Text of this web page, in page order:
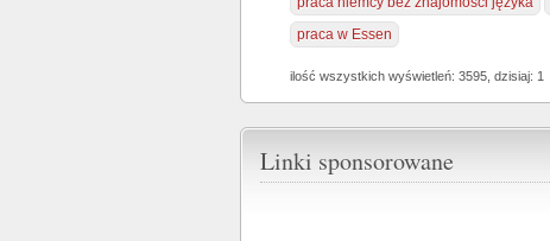
praca w Essen
ilość wszystkich wyświetleń: 3595, dzisiaj: 1
Linki sponsorowane